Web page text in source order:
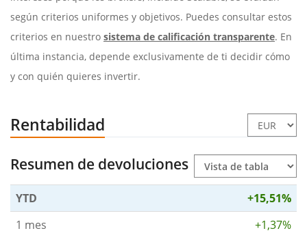
según criterios uniformes y objetivos. Puedes consultar estos
criterios en nuestro sistema de calificación transparente. En
última instancia, depende exclusivamente de ti decidir cómo
y con quién quieres invertir.
Rentabilidad
Resumen de devoluciones
YTD
+15,51%
1 mes
+1,37%